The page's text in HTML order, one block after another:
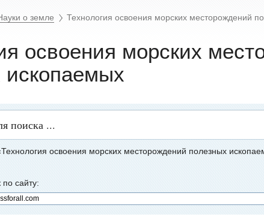
о земле Технология освоения морских месторождений
освоения морских
ископаемых
освоения морских месторождений полезных
сайту: